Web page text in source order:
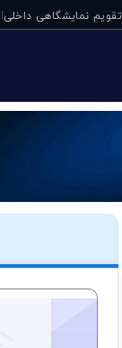
تقویم نمایشگاهی داخلی|